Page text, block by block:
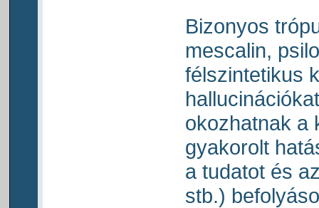
Bizonyos
mescalin,
félszintetikus
okozhatnak a
gyakorolt
a tudatot és
stb.)